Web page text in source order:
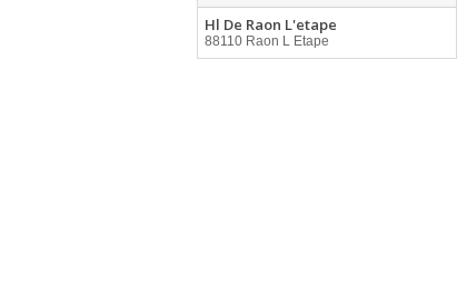
Hl De Raon L'etape
88110 Raon L Etape